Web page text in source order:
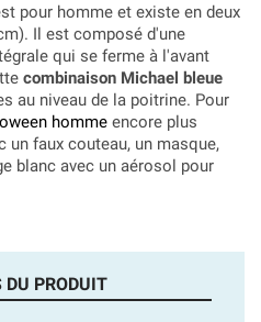
pour homme et existe en deux
Il est composé d'une
qui se ferme à l'avant
combinaison Michael bleue
au niveau de la poitrine. Pour
homme encore plus
un faux couteau, un masque,
blanc avec un aérosol pour
DU PRODUIT